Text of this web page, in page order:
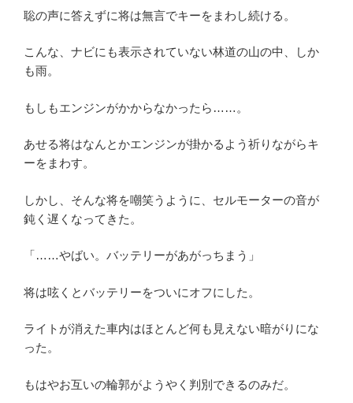
聡の声に答えずに将は無言でキーをまわし続ける。
こんな、ナビにも表示されていない林道の山の中、しか
も雨。
もしもエンジンがかからなかったら……。
あせる将はなんとかエンジンが掛かるよう祈りながらキ
ーをまわす。
しかし、そんな将を嘲笑うように、セルモーターの音が
鈍く遅くなってきた。
「……やばい。バッテリーがあがっちまう」
将は呟くとバッテリーをついにオフにした。
ライトが消えた車内はほとんど何も見えない暗がりにな
った。
もはやお互いの輪郭がようやく判別できるのみだ。